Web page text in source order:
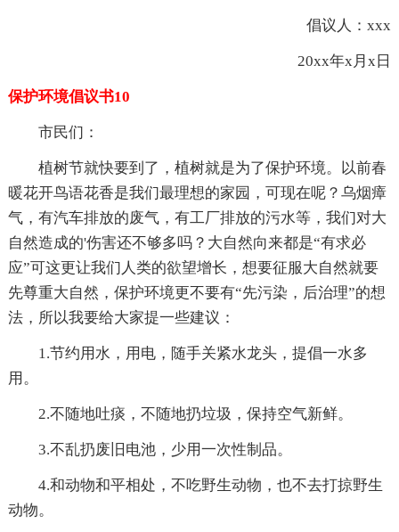
倡议人：xxx
20xx年x月x日
保护环境倡议书10
市民们：
植树节就快要到了，植树就是为了保护环境。以前春
暖花开鸟语花香是我们最理想的家园，可现在呢？乌烟瘴
气，有汽车排放的废气，有工厂排放的污水等，我们对大
自然造成的'伤害还不够多吗？大自然向来都是“有求必
应”可这更让我们人类的欲望增长，想要征服大自然就要
先尊重大自然，保护环境更不要有“先污染，后治理”的想
法，所以我要给大家提一些建议：
1.节约用水，用电，随手关紧水龙头，提倡一水多
用。
2.不随地吐痰，不随地扔垃圾，保持空气新鲜。
3.不乱扔废旧电池，少用一次性制品。
4.和动物和平相处，不吃野生动物，也不去打掠野生
动物。